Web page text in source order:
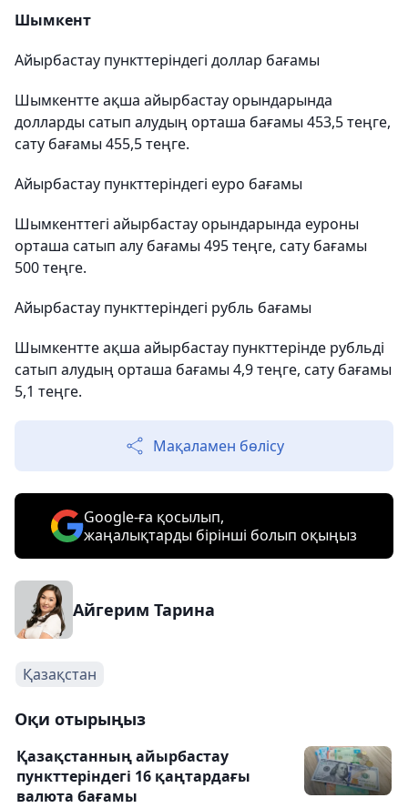
Шымкент
Айырбастау пункттеріндегі доллар бағамы
Шымкентте ақша айырбастау орындарында
долларды сатып алудың орташа бағамы 453,5 теңге,
сату бағамы 455,5 теңге.
Айырбастау пункттеріндегі еуро бағамы
Шымкенттегі айырбастау орындарында еуроны
орташа сатып алу бағамы 495 теңге, сату бағамы
500 теңге.
Айырбастау пункттеріндегі рубль бағамы
Шымкентте ақша айырбастау пункттерінде рубльді
сатып алудың орташа бағамы 4,9 теңге, сату бағамы
5,1 теңге.
Мақаламен бөлісу
Google-ға қосылып,
жаңалықтарды бірінші болып оқыңыз
Айгерим Тарина
Қазақстан
Оқи отырыңыз
Қазақстанның айырбастау
пункттеріндегі 16 қаңтардағы
валюта бағамы